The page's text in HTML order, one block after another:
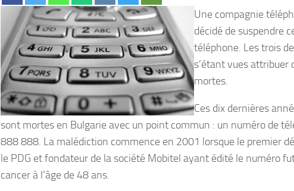
Une compagnie
décidé de suspendre
téléphone. Les trois
s’étant vues attribuer
mortes.
Ces dix dernières
sont mortes en Bulgarie avec un point commun : un numéro de
888 888. La malédiction commence en 2001 lorsque le premier
le PDG et fondateur de la société Mobitel ayant édité le numéro
cancer à l’âge de 48 ans.